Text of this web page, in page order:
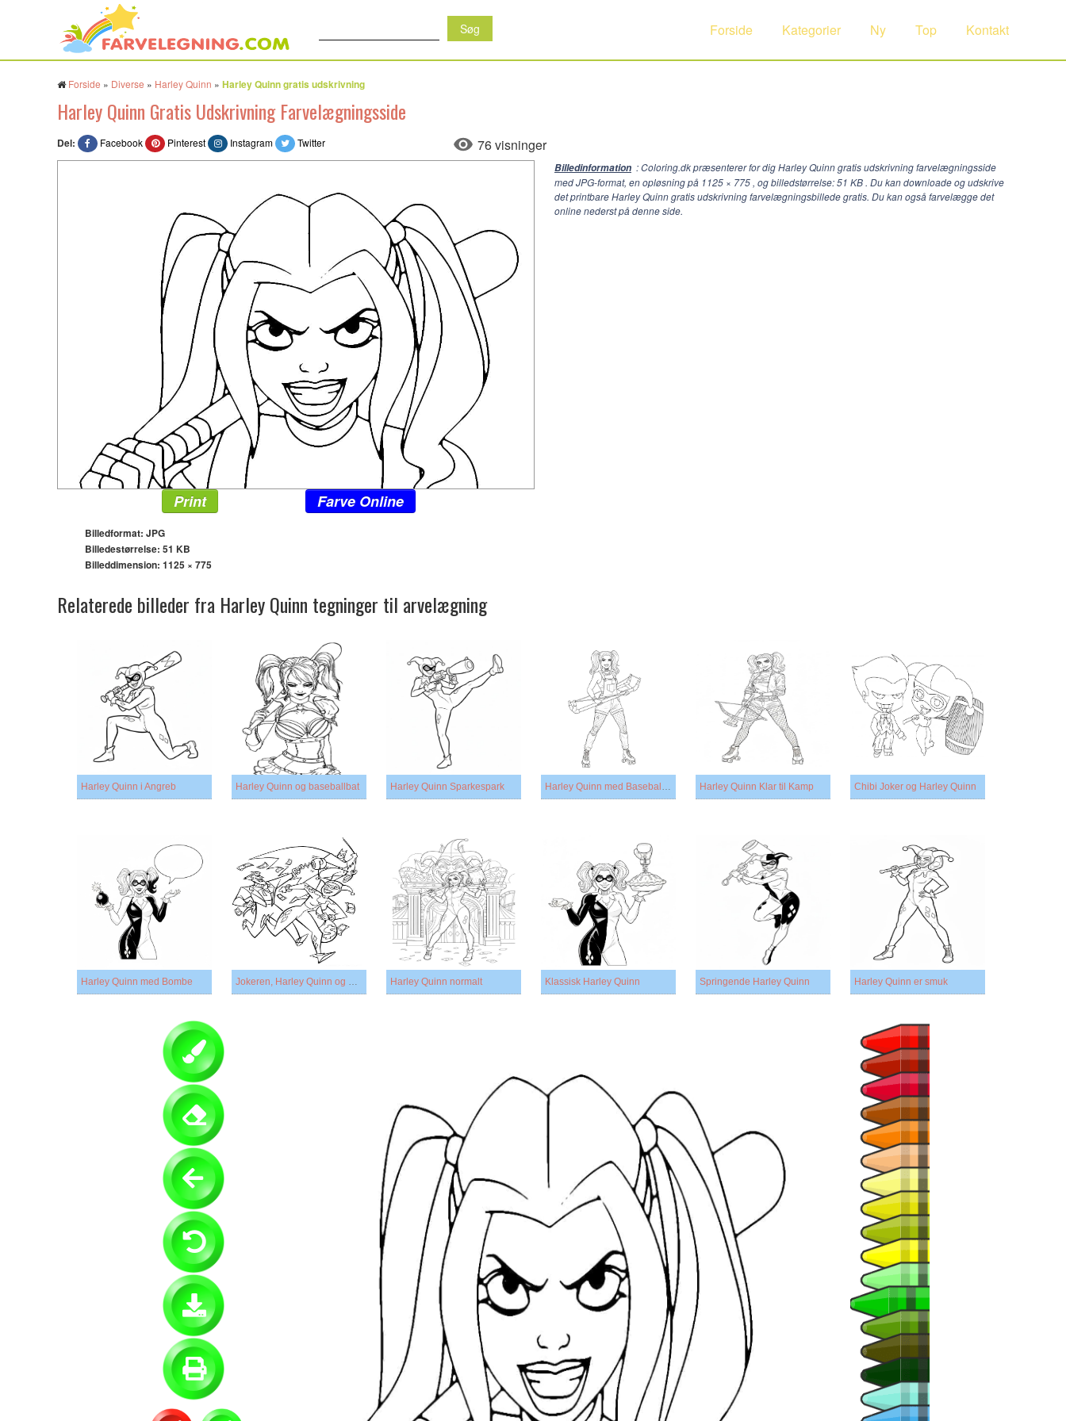
Forside Kategorier Ny Top Kontakt
Forside » Diverse » Harley Quinn » Harley Quinn gratis udskrivning
Harley Quinn Gratis Udskrivning Farvelægningsside
Del: Facebook Pinterest Instagram Twitter 76 visninger
Billedinformation : Coloring.dk præsenterer for dig Harley Quinn gratis udskrivning farvelægningsside
med JPG-format, en opløsning på 1125 × 775 , og billedstørrelse: 51 KB . Du kan downloade og udskrive
det printbare Harley Quinn gratis udskrivning farvelægningsbillede gratis. Du kan også farvelægge det
online nederst på denne side.
Print Farve Online
Billedformat: JPG
Billedestørrelse: 51 KB
Billeddimension: 1125 × 775
Relaterede billeder fra Harley Quinn tegninger til arvelægning
Harley Quinn i Angreb Harley Quinn og baseballbat Harley Quinn Sparkespark Harley Quinn med Baseballbat Harley Quinn Klar til Kamp Chibi Joker og Harley Quinn
Harley Quinn med Bombe Jokeren, Harley Quinn og Batman Harley Quinn normalt Klassisk Harley Quinn Springende Harley Quinn Harley Quinn er smuk